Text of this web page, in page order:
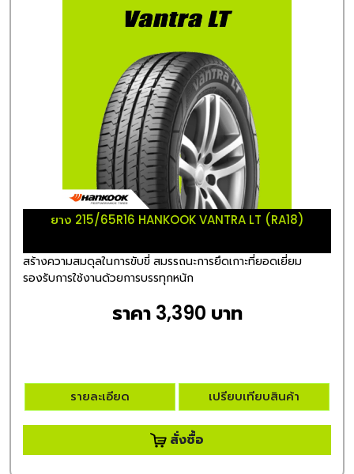
ยาง 215/65R16 HANKOOK VANTRA LT (RA18)
สร้างความสมดุลในการขับขี่ สมรรถนะการยึดเกาะที่ยอดเยี่ยม
รองรับการใช้งานด้วยการบรรทุกหนัก
ราคา 3,390 บาท
รายละเอียด เปรียบเทียบสินค้า
สั่งซื้อ